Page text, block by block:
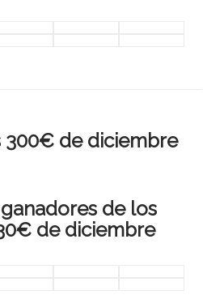
300€ de diciembre
de los
de diciembre